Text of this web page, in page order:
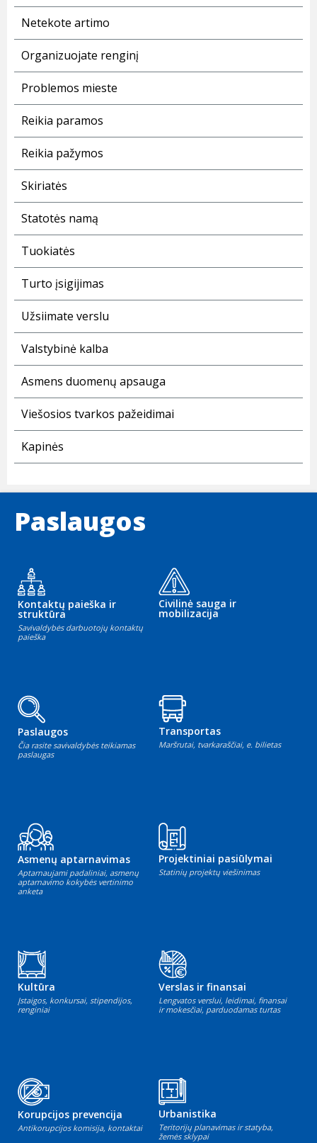
Netekote artimo
Organizuojate renginį
Problemos mieste
Reikia paramos
Reikia pažymos
Skiriatės
Statotės namą
Tuokiatės
Turto įsigijimas
Užsiimate verslu
Valstybinė kalba
Asmens duomenų apsauga
Viešosios tvarkos pažeidimai
Kapinės
Paslaugos
Kontaktų paieška ir
struktūra
Savivaldybės darbuotojų kontaktų
paieška
Civilinė sauga ir
mobilizacija
Paslaugos
Čia rasite savivaldybės teikiamas
paslaugas
Transportas
Maršrutai, tvarkaraščiai, e. bilietas
Asmenų aptarnavimas
Aptarnaujami padaliniai, asmenų
aptarnavimo kokybės vertinimo
anketa
Projektiniai pasiūlymai
Statinių projektų viešinimas
Kultūra
Įstaigos, konkursai, stipendijos,
renginiai
Verslas ir finansai
Lengvatos verslui, leidimai, finansai
ir mokesčiai, parduodamas turtas
Korupcijos prevencija
Antikorupcijos komisija, kontaktai
Urbanistika
Teritorijų planavimas ir statyba,
žemės sklypai